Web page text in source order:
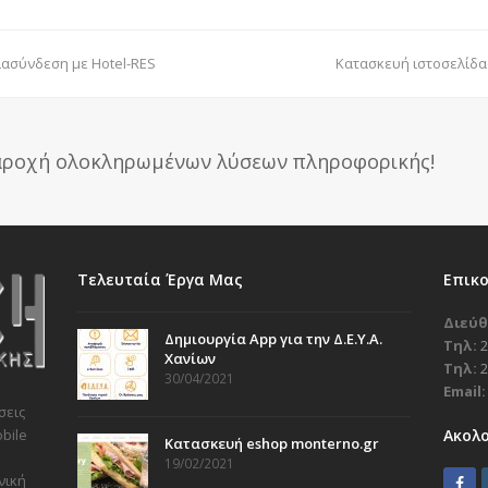
με Hotel-RES
next
Κατασκευή
ολοκληρωμένων λύσεων πληροφορικής!
Τελευταία Έργα Μας
Δημιουργία App για την Δ.Ε.Υ.Α.
Χανίων
30/04/2021
Κατασκευή eshop monterno.gr
19/02/2021
Τηλ:
Τηλ:
Email: